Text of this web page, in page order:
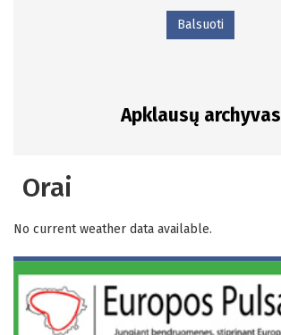
Balsuoti
Apklausų archyvas
Orai
No current weather data available.